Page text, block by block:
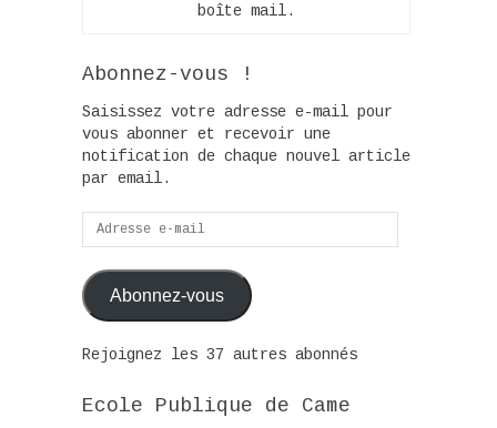
boîte mail.
Abonnez-vous !
Saisissez votre adresse e-mail pour
vous abonner et recevoir une
notification de chaque nouvel article
par email.
Adresse
e-
mail
Abonnez-vous
Rejoignez les 37 autres abonnés
Ecole Publique de Came